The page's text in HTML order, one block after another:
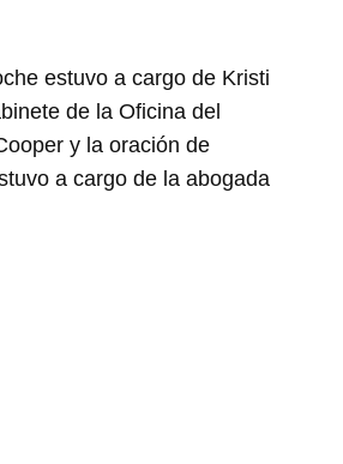
estuvo a cargo de Kristi
de la Oficina del
y la oración de
a cargo de la abogada